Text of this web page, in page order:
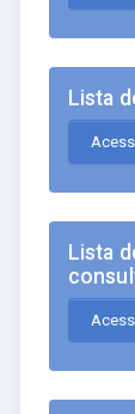
Lista
Lista